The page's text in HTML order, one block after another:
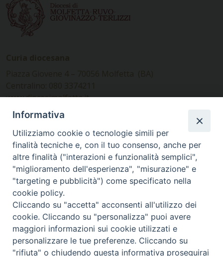
www.diocesimolfetta.it –
diocesimolfetta@pec.chiesacattolica.it
Ufficio Comunicazioni sociali
Piazza Giovene 4 – 70056 Molfetta (BA)
comunicazionisociali@diocesimolfetta.it
SEGUICI SU
Facebook
Instagram
X YouTube
Feed
Privacy Policy - trasparenza
Informativa
Utilizziamo cookie o tecnologie simili per
finalità tecniche e, con il tuo consenso, anche per
altre finalità ("interazioni e funzionalità semplici",
"miglioramento dell'esperienza", "misurazione" e
"targeting e pubblicità") come specificato nella
cookie policy.
Cliccando su "accetta" acconsenti all'utilizzo dei
cookie. Cliccando su "personalizza" puoi avere
maggiori informazioni sui cookie utilizzati e
personalizzare le tue preferenze. Cliccando su
"rifiuta" o chiudendo questa informativa proseguirai